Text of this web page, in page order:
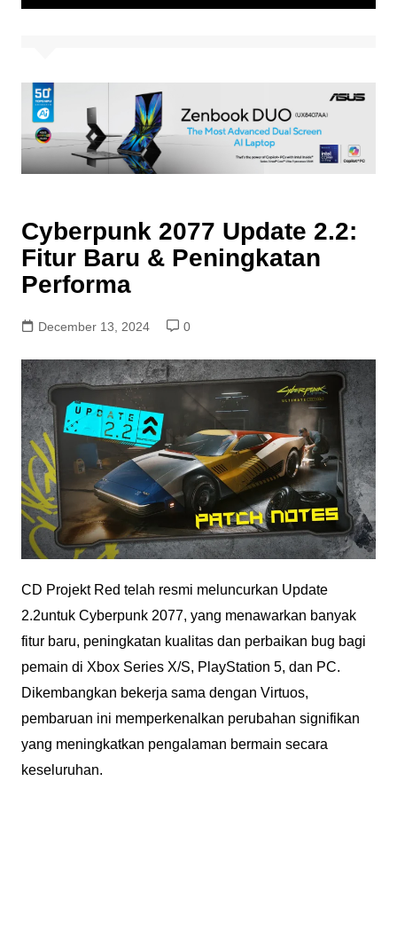
Cyberpunk 2077 Update 2.2:
Fitur Baru & Peningkatan
Performa
December 13, 2024 0
CD Projekt Red telah resmi meluncurkan Update
2.2untuk Cyberpunk 2077, yang menawarkan banyak
fitur baru, peningkatan kualitas dan perbaikan bug bagi
pemain di Xbox Series X/S, PlayStation 5, dan PC.
Dikembangkan bekerja sama dengan Virtuos,
pembaruan ini memperkenalkan perubahan signifikan
yang meningkatkan pengalaman bermain secara
keseluruhan.